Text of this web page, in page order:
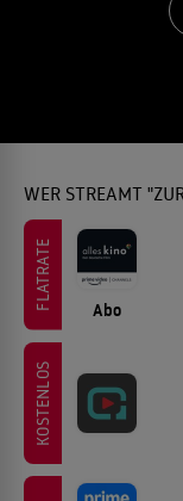
WER STREAMT
FLATRATE Abo
KOSTENLOS